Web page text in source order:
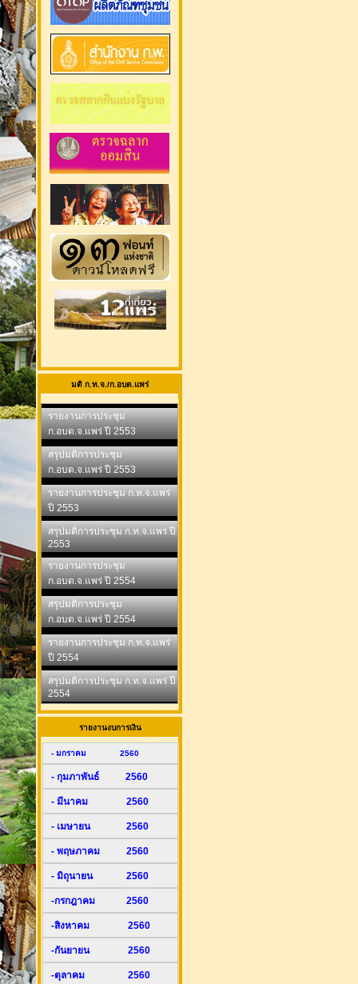
มติ ก.ท.จ./ก.อบต.แพร่
รายงานการประชุม
ก.อบต.จ.แพร่ ปี 2553
สรุปมติการประชุม
ก.อบต.จ.แพร่ ปี 2553
รายงานการประชุม ก.ท.จ.แพร่
ปี 2553
สรุปมติการประชุม ก.ท.จ.แพร่ ปี
2553
รายงานการประชุม
ก.อบต.จ.แพร่ ปี 2554
สรุปมติการประชุม
ก.อบต.จ.แพร่ ปี 2554
รายงานการประชุม ก.ท.จ.แพร่
ปี 2554
สรุปมติการประชุม ก.ท.จ.แพร่ ปี
2554
รายงานงบการเงิน
- มกราคม 2560
- กุมภาพันธ์ 2560
- มีนาคม 2560
- เมษายน 2560
- พฤษภาคม 2560
- มิถุนายน 2560
-กรกฎาคม 2560
-สิงหาคม 2560
-กันยายน 2560
-ตุลาคม 2560